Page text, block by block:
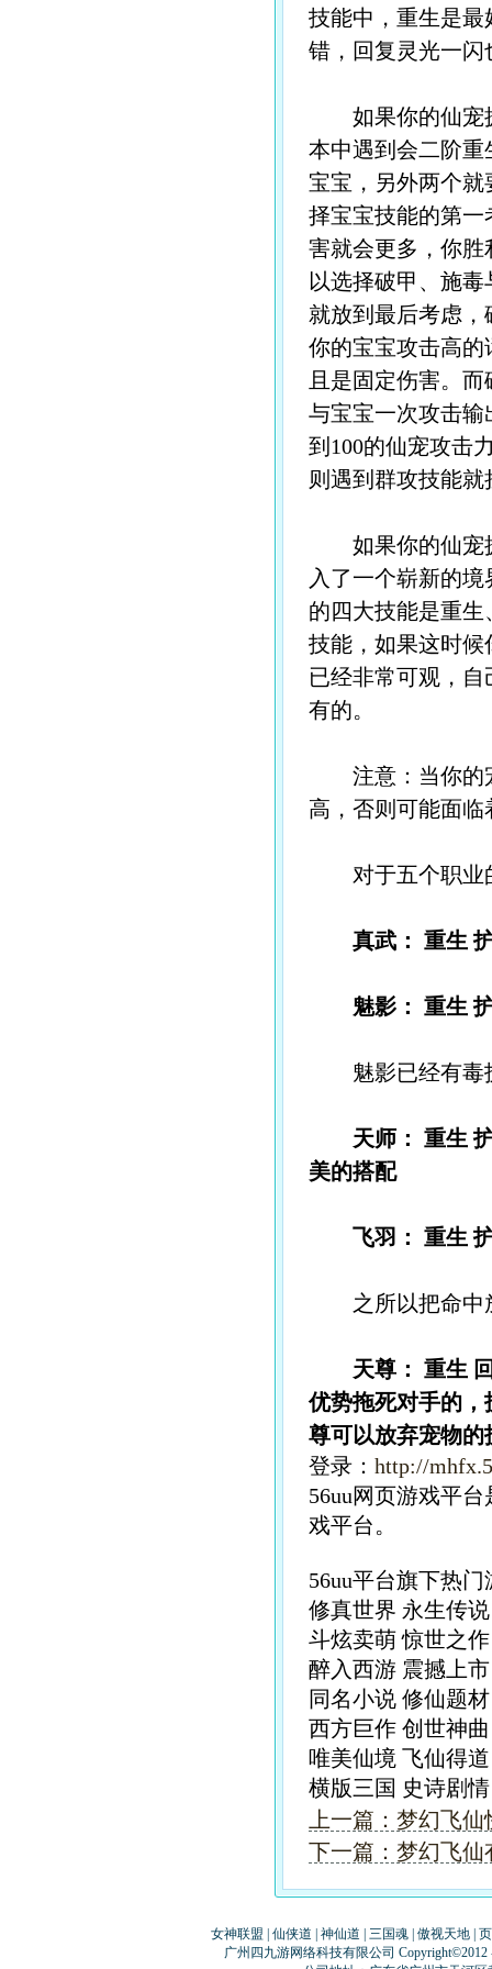
技能中，重生是
错，回复灵光一闪
如果你的仙宠拥
本中遇到会二阶
宝宝，另外两个
择宝宝技能的第
害就会更多，你
以选择破甲、施
就放到最后考虑
你的宝宝攻击高
且是固定伤害。
与宝宝一次攻击
到100的仙宠攻击
则遇到群攻技能
如果你的仙宠拥
入了一个崭新的
的四大技能是重
技能，如果这时
已经非常可观，
有的。
注意：当你的宠
高，否则可能面
对于五个职业
真武： 重生
魅影： 重生
魅影已经有毒技
天师： 重生
美的搭配
飞羽： 重生
之所以把命中放
天尊： 重生
优势拖死对手的
尊可以放弃宠物
登录： http://
56uu网页游戏平
戏平台。
56uu平台旗下热门
修真世界 永生传
斗炫卖萌 惊世之
醉入西游 震撼上
同名小说 修仙题
西方巨作 创世神
唯美仙境 飞仙得
横版三国 史诗剧
上一篇：梦幻飞
下一篇：梦幻飞仙
女神联盟 仙侠道 神仙道 三国魂 傲视天地
广州四九游网络科技有限公司 Copyright©2012